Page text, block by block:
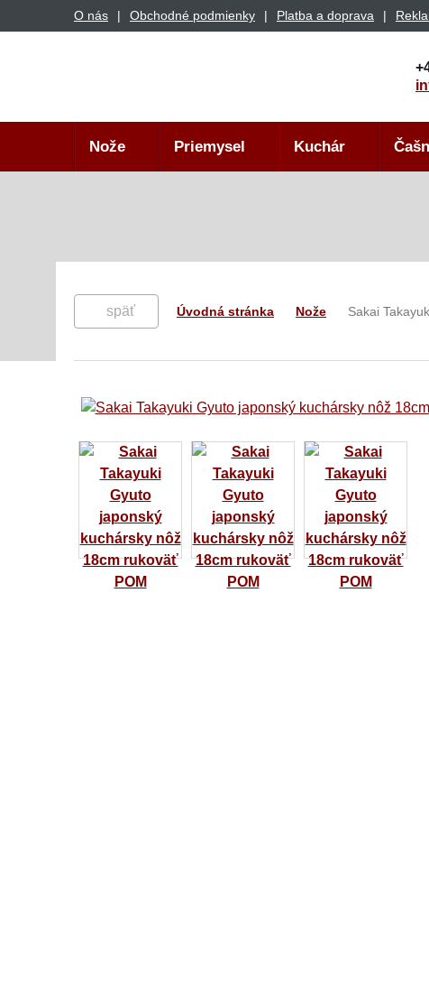
O nás Obchodné podmienky Platba a doprava
Nože Priemysel Kuchár
späť Úvodná stránka Nože Sakai